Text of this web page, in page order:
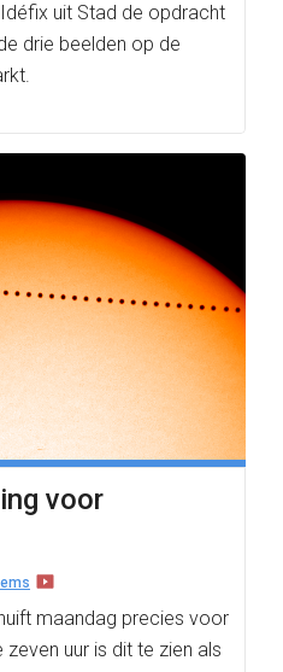
uit Stad de opdracht
drie beelden op de
voor
maandag precies voor
uur is dit te zien als